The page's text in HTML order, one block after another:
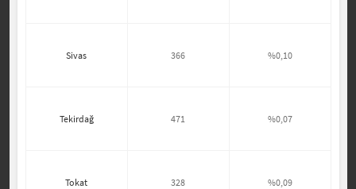
Sivas 366 %0,10
Tekirdağ 471 %0,07
Tokat 328 %0,09